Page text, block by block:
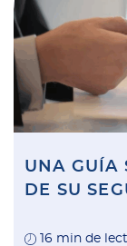
UNA GUÍA
DE SU
16 min de